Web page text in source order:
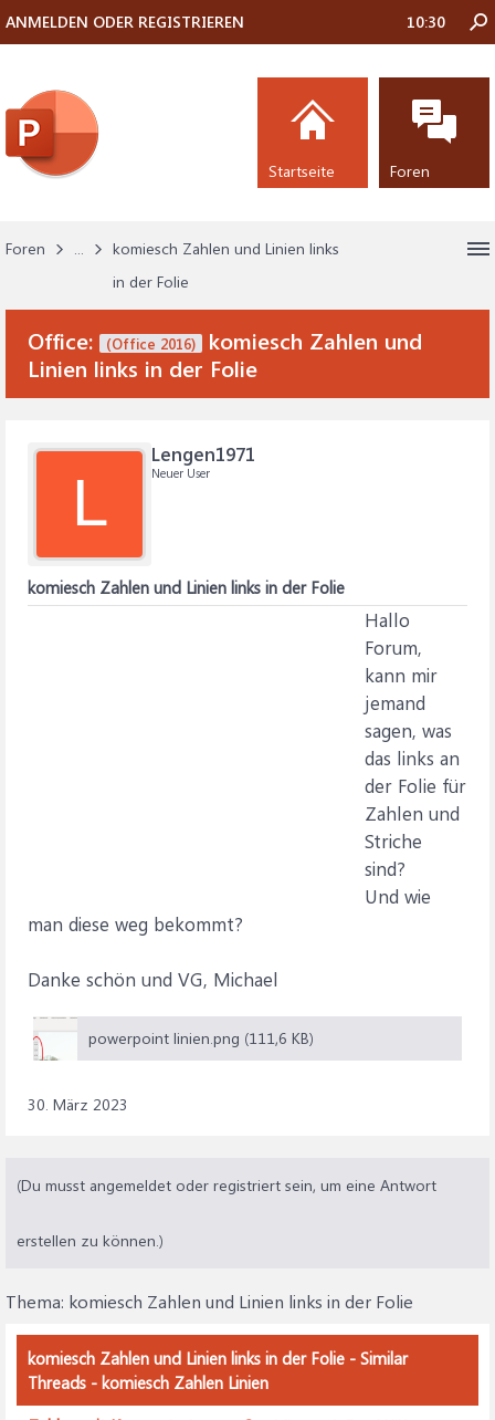
Foren ...
komiesch Zahlen und Linien links
in der Folie
Office: (Office 2016)
komiesch Zahlen und
Linien links in der Folie
L
Lengen1971
Neuer User
komiesch Zahlen und Linien links in der Folie
Hallo
Forum,
kann mir
jemand
sagen, was
das links an
der Folie für
Zahlen und
Striche
sind?
Und wie
man diese weg bekommt?
Danke schön und VG, Michael
powerpoint linien.png (111,6 KB)
30. März 2023
(Du musst angemeldet oder registriert sein, um eine Antwort
erstellen zu können.)
Thema: komiesch Zahlen und Linien links in der Folie
komiesch Zahlen und Linien links in der Folie - Similar
Threads - komiesch Zahlen Linien
ANMELDEN ODER REGISTRIEREN 10:30
Startseite Foren